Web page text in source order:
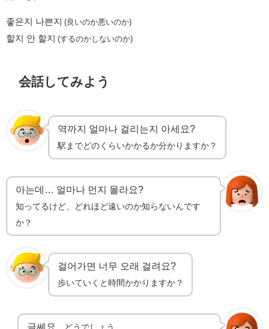
좋은지 나쁜지 (良いのか悪いのか)
할지 안 할지 (するのかしないのか)
会話してみよう
역까지 얼마나 걸리는지 아세요?
駅までどのくらいかかるか分かりますか？
아는데… 얼마나 먼지 몰라요?
知ってるけど、どれほど遠いのか知らないんです
か？
걸어가면 너무 오래 걸려요?
歩いていくと時間かかりますか？
글쎄요 どうでしょう